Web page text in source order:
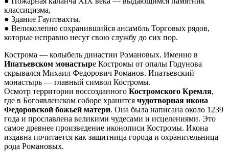
классицизма,
● Здание Гауптвахты.
● Великолепно сохранившийся ансамбль Торговых рядов,
которые исправно несут свою службу до сих пор.
Кострома — колыбель династии Романовых. Именно в
Ипатьевском монастыре Костромы от опалы Годунова
скрывался Михаил Федорович Романов. Ипатьевский
монастырь — главный символ Костромы.
Осмотр территории воссозданного Костромского Кремля,
где в Богоявленском соборе хранится чудотворная икона
Федоровской божьей матери. Она была написана около 1239
года и прославлена великими чудесами и исцелениями. Это
самое древнее произведение иконописи Костромы. Икона
издавна почитается как защитница города и охранительница
рода Романовых.